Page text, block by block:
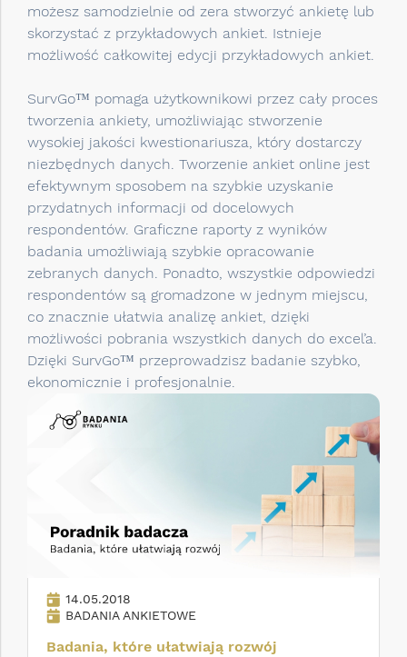
możesz samodzielnie od zera stworzyć ankietę lub
skorzystać z przykładowych ankiet. Istnieje
możliwość całkowitej edycji przykładowych ankiet.
SurvGo™ pomaga użytkownikowi przez cały proces
tworzenia ankiety, umożliwiając stworzenie
wysokiej jakości kwestionariusza, który dostarczy
niezbędnych danych. Tworzenie ankiet online jest
efektywnym sposobem na szybkie uzyskanie
przydatnych informacji od docelowych
respondentów. Graficzne raporty z wyników
badania umożliwiają szybkie opracowanie
zebranych danych. Ponadto, wszystkie odpowiedzi
respondentów są gromadzone w jednym miejscu,
co znacznie ułatwia analizę ankiet, dzięki
możliwości pobrania wszystkich danych do excel’a.
Dzięki SurvGo™ przeprowadzisz badanie szybko,
ekonomicznie i profesjonalnie.
14.05.2018
BADANIA ANKIETOWE
Badania, które ułatwiają rozwój